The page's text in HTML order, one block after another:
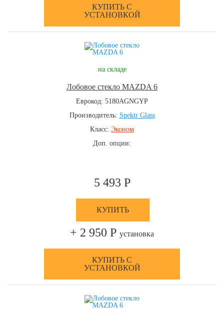
КУПИТЬ С
УСТАНОВКОЙ
на складе
Лобовое стекло MAZDA 6
Еврокод: 5180AGNGYP
Производитель: Spektr Glass
Класс: Эконом
Доп. опции:
5 493 Р
КУПИТЬ
+ 2 950 Р установка
КУПИТЬ С
УСТАНОВКОЙ